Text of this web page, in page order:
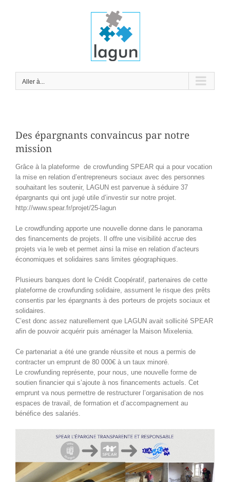
Aller à...
Des épargnants convaincus par notre
mission
Grâce à la plateforme de crowfunding SPEAR qui a pour vocation
la mise en relation d’entrepreneurs sociaux avec des personnes
souhaitant les soutenir, LAGUN est parvenue à séduire 37
épargnants qui ont jugé utile d’investir sur notre projet.
http://www.spear.fr/projet/25-lagun
Le crowdfunding apporte une nouvelle donne dans le panorama
des financements de projets. Il offre une visibilité accrue des
projets via le web et permet ainsi la mise en relation d’acteurs
économiques et solidaires sans limites géographiques.
Plusieurs banques dont le Crédit Coopératif, partenaires de cette
plateforme de crowfunding solidaire, assument le risque des prêts
consentis par les épargnants à des porteurs de projets sociaux et
solidaires.
C’est donc assez naturellement que LAGUN avait sollicité SPEAR
afin de pouvoir acquérir puis aménager la Maison Mixelenia.
Ce partenariat a été une grande réussite et nous a permis de
contracter un emprunt de 80 000€ à un taux minoré.
Le crowfunding représente, pour nous, une nouvelle forme de
soutien financier qui s’ajoute à nos financements actuels. Cet
emprunt va nous permettre de restructurer l’organisation de nos
espaces de travail, de formation et d’accompagnement au
bénéfice des salariés.